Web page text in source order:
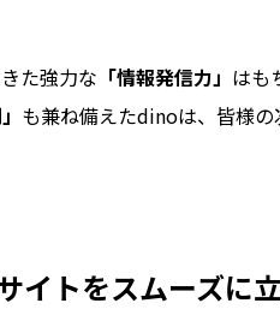
た強力な 「情報発信力」 はも
も兼ね備えたdinoは、皆様
トをスムーズに